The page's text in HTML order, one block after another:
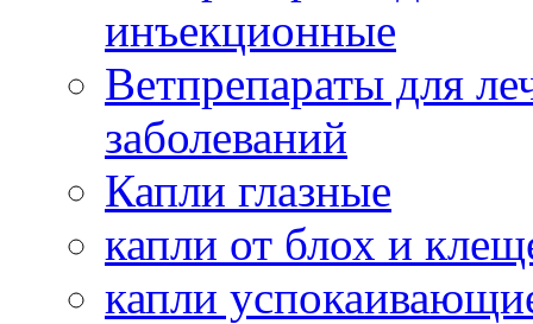
инъекционные
Ветпрепараты для
заболеваний
Капли глазные
капли от блох и
капли